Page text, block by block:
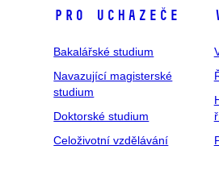
Pro uchazeče
Bakalářské studium
Navazující magisterské
studium
Doktorské studium
Celoživotní vzdělávání